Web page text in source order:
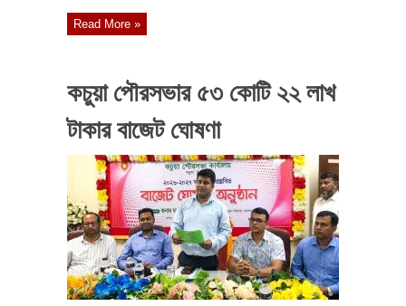
Read More »
কচুয়া পৌরসভার ৫৩ কোটি ২২ লাখ
টাকার বাজেট ঘোষণা